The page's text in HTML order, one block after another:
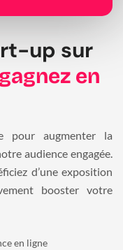
up sur
gagnez en
pour augmenter la
audience engagée.
d’une exposition
booster votre
en ligne